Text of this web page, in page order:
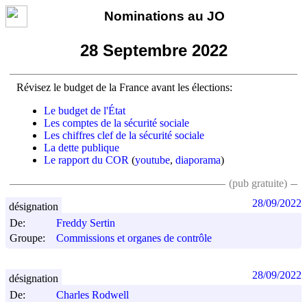
Nominations au JO
28 Septembre 2022
Révisez le budget de la France avant les élections:
Le budget de l'État
Les comptes de la sécurité sociale
Les chiffres clef de la sécurité sociale
La dette publique
Le rapport du COR (youtube, diaporama)
(pub gratuite)
De:
Freddy Sertin
Groupe:
Commissions et organes de contrôle
désignation 28/09/2022
De:
Charles Rodwell
désignation 28/09/2022